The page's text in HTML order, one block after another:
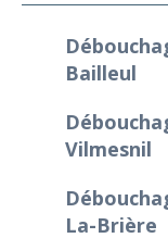
Bailleul
Vilmesnil
La-Brière